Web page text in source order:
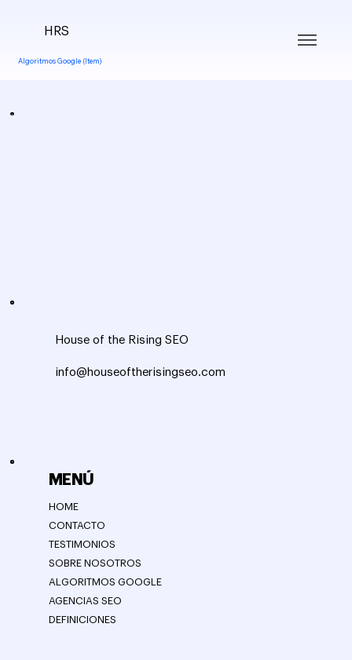
Algoritmos Google (Item)
HRS
MENÚ
HOME
CONTACTO
TESTIMONIOS
SOBRE NOSOTROS
ALGORITMOS GOOGLE
AGENCIAS SEO
DEFINICIONES
House of the Rising SEO
info@houseoftherisingseo.com